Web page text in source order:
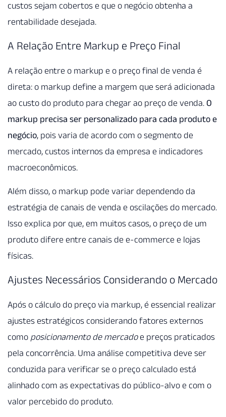
custos sejam cobertos e que o negócio obtenha a
rentabilidade desejada.
A Relação Entre Markup e Preço Final
A relação entre o markup e o preço final de venda é
direta: o markup define a margem que será adicionada
ao custo do produto para chegar ao preço de venda. O
markup precisa ser personalizado para cada produto e
negócio, pois varia de acordo com o segmento de
mercado, custos internos da empresa e indicadores
macroeconômicos.
Além disso, o markup pode variar dependendo da
estratégia de canais de venda e oscilações do mercado.
Isso explica por que, em muitos casos, o preço de um
produto difere entre canais de e-commerce e lojas
físicas.
Ajustes Necessários Considerando o Mercado
Após o cálculo do preço via markup, é essencial realizar
ajustes estratégicos considerando fatores externos
como posicionamento de mercadoe preços praticados
pela concorrência. Uma análise competitiva deve ser
conduzida para verificar se o preço calculado está
alinhado com as expectativas do público-alvo e com o
valor percebido do produto.